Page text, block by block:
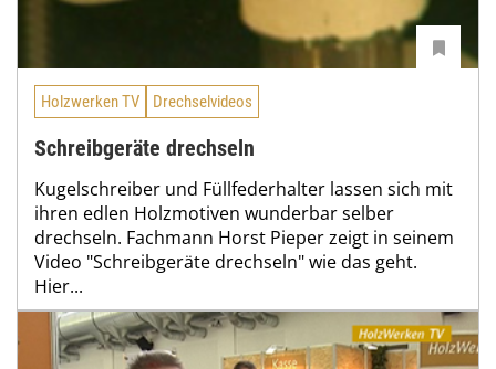
Holzwerken TV Drechselvideos
Schreibgeräte drechseln
Kugelschreiber und Füllfederhalter lassen sich mit
ihren edlen Holzmotiven wunderbar selber
drechseln. Fachmann Horst Pieper zeigt in seinem
Video "Schreibgeräte drechseln" wie das geht.
Hier...